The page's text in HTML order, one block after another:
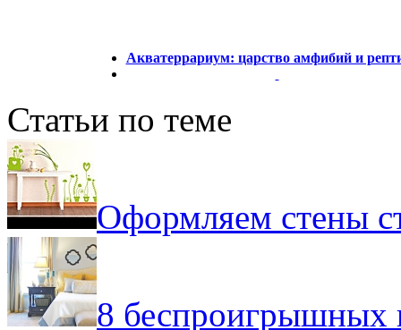
Акватеррариум: царство амфибий и
Статьи по теме
Оформляем стены
8 беспроигрышных